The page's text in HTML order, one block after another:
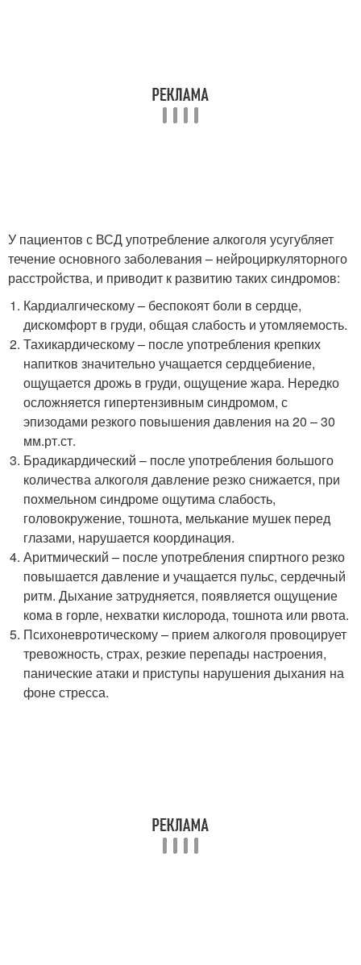
У пациентов с ВСД употребление алкоголя усугубляет
течение основного заболевания – нейроциркуляторного
расстройства, и приводит к развитию таких синдромов:
Кардиалгическому – беспокоят боли в сердце,
дискомфорт в груди, общая слабость и утомляемость.
Тахикардическому – после употребления крепких
напитков значительно учащается сердцебиение,
ощущается дрожь в груди, ощущение жара. Нередко
осложняется гипертензивным синдромом, с
эпизодами резкого повышения давления на 20 – 30
мм.рт.ст.
Брадикардический – после употребления большого
количества алкоголя давление резко снижается, при
похмельном синдроме ощутима слабость,
головокружение, тошнота, мелькание мушек перед
глазами, нарушается координация.
Аритмический – после употребления спиртного резко
повышается давление и учащается пульс, сердечный
ритм. Дыхание затрудняется, появляется ощущение
кома в горле, нехватки кислорода, тошнота или рвота.
Психоневротическому – прием алкоголя провоцирует
тревожность, страх, резкие перепады настроения,
панические атаки и приступы нарушения дыхания на
фоне стресса.